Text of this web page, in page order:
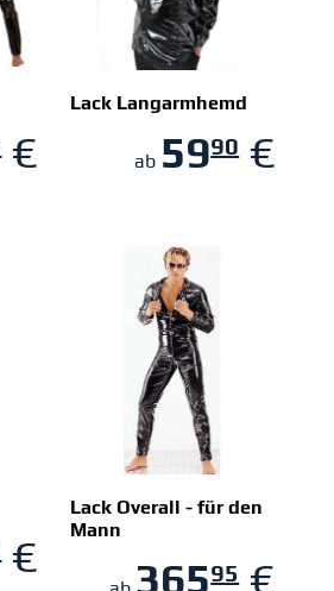
€
Lack Langarmhemd
ab 5990€
ZUM SHOP
€
Lack Overall - für den
Mann
36595€